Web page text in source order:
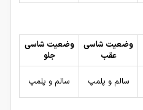
وضعیت شاسی
عقب
وضعیت شاسی
جلو
سالم و پلمپ سالم و پلمپ